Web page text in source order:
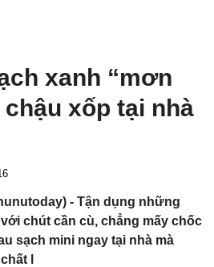
xanh “mơn
xốp tại nhà
- Tận dụng những
chút cần cù, chẳng mấy chốc
sạch mini ngay tại nhà mà
l